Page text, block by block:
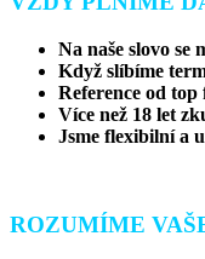
Na naše slovo se
Když slíbíme
Reference od
Více než 18 let
Jsme flexibilní a
ROZUMÍME